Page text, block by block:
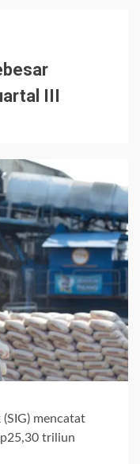
III
(SIG) mencatat
triliun